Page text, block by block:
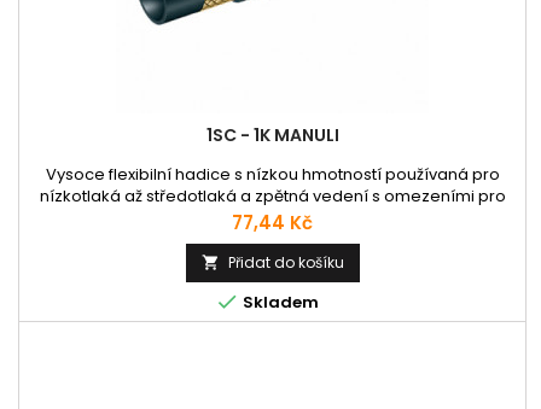
1SC - 1K MANULI
Vysoce flexibilní hadice s nízkou hmotností používaná pro
nízkotlaká až středotlaká a zpětná vedení s omezeními pro
montáž. 1 kovový oplet. Kompaktní struktura usnadňuje
směrování a montáž hadic v úzkých prostorech. max.
provozní teplota: 100°C min. provozní teplota: -40°C
Cena
77,44 Kč
 Přidat do košíku
 Skladem